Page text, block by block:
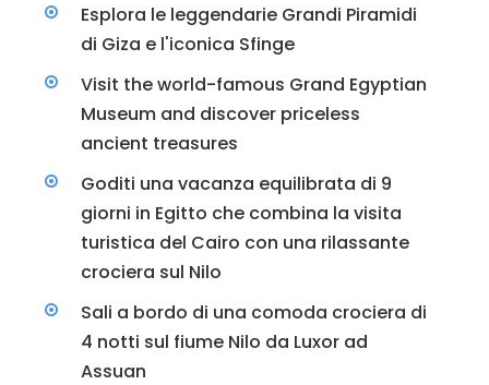
Esplora le leggendarie Grandi Piramidi
di Giza e l'iconica Sfinge
Visit the world-famous Grand Egyptian
Museum and discover priceless
ancient treasures
Goditi una vacanza equilibrata di 9
giorni in Egitto che combina la visita
turistica del Cairo con una rilassante
crociera sul Nilo
Sali a bordo di una comoda crociera di
4 notti sul fiume Nilo da Luxor ad
Assuan